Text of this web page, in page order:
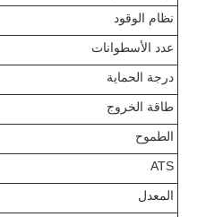
نظام الوقود
عدد الأسطوانات
درجة الحماية
طاقة الخروج
الطموح
ATS
المعدل